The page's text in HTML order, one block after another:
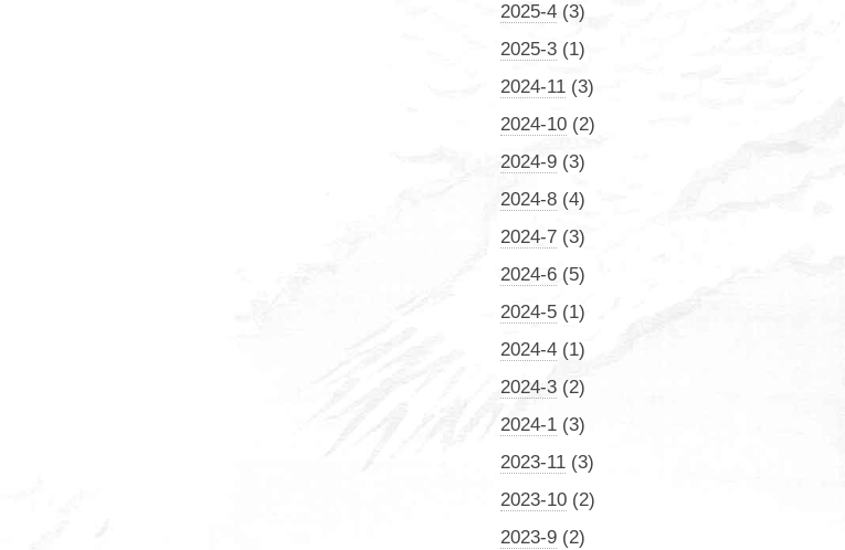
2025-4 (3)
2025-3 (1)
2024-11 (3)
2024-10 (2)
2024-9 (3)
2024-8 (4)
2024-7 (3)
2024-6 (5)
2024-5 (1)
2024-4 (1)
2024-3 (2)
2024-1 (3)
2023-11 (3)
2023-10 (2)
2023-9 (2)